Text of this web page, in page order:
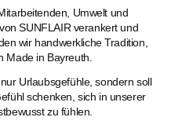
Umwelt und
SUNFLAIR verankert und
wir handwerkliche Tradition,
Made in Bayreuth.
Urlaubsgefühle, sondern soll
schenken, sich in unserer
zu fühlen.